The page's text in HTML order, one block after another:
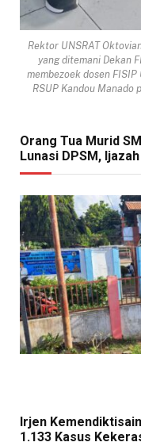
Rektor UNSRAT
yang ditemani Dekan
membezoek dosen FISIP
RSUP Kandou Manado
Orang Tua Murid
Lunasi DPSM,
Irjen
1.133 Kasus